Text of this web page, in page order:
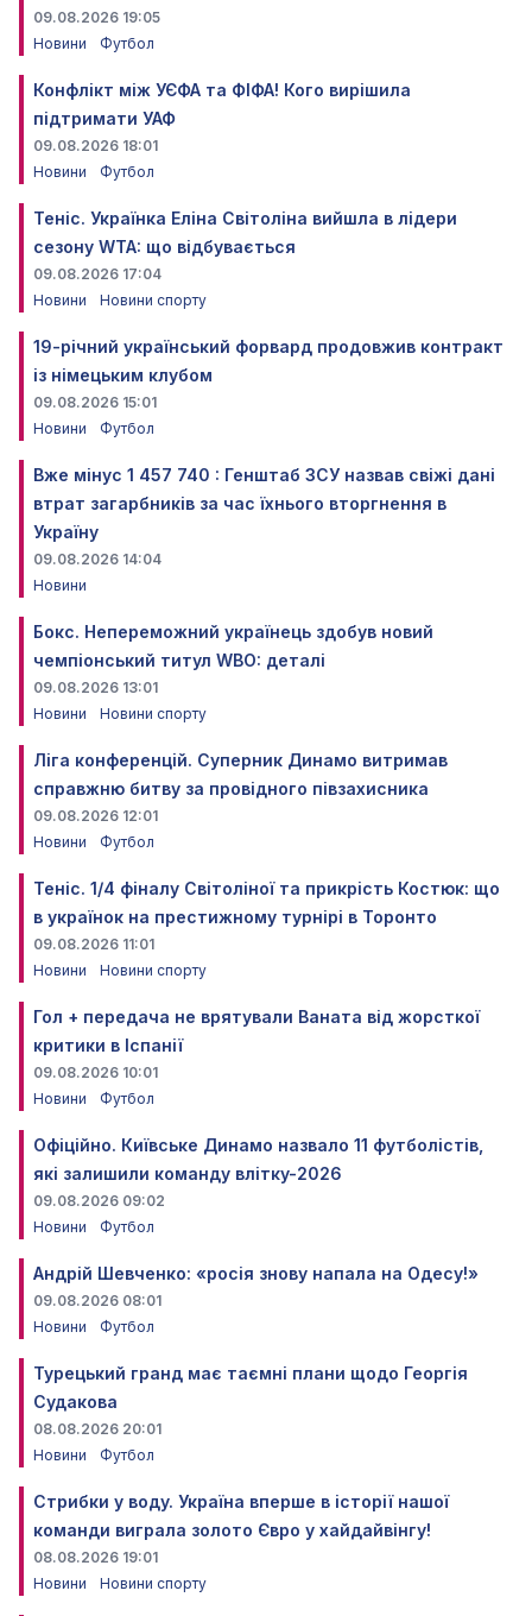
09.08.2026 19:05
Новини
Футбол
Конфлікт між УЄФА та ФІФА! Кого вирішила
підтримати УАФ
09.08.2026 18:01
Новини
Футбол
Теніс. Українка Еліна Світоліна вийшла в лідери
сезону WTA: що відбувається
09.08.2026 17:04
Новини
Новини спорту
19-річний український форвард продовжив контракт
із німецьким клубом
09.08.2026 15:01
Новини
Футбол
Вже мінус 1 457 740 : Генштаб ЗСУ назвав свіжі дані
втрат загарбників за час їхнього вторгнення в
Україну
09.08.2026 14:04
Новини
Бокс. Непереможний українець здобув новий
чемпіонський титул WBO: деталі
09.08.2026 13:01
Новини
Новини спорту
Ліга конференцій. Суперник Динамо витримав
справжню битву за провідного півзахисника
09.08.2026 12:01
Новини
Футбол
Теніс. 1/4 фіналу Світоліної та прикрість Костюк: що
в українок на престижному турнірі в Торонто
09.08.2026 11:01
Новини
Новини спорту
Гол + передача не врятували Ваната від жорсткої
критики в Іспанії
09.08.2026 10:01
Новини
Футбол
Офіційно. Київське Динамо назвало 11 футболістів,
які залишили команду влітку-2026
09.08.2026 09:02
Новини
Футбол
Андрій Шевченко: «росія знову напала на Одесу!»
09.08.2026 08:01
Новини
Футбол
Турецький гранд має таємні плани щодо Георгія
Судакова
08.08.2026 20:01
Новини
Футбол
Стрибки у воду. Україна вперше в історії нашої
команди виграла золото Євро у хайдайвінгу!
08.08.2026 19:01
Новини
Новини спорту